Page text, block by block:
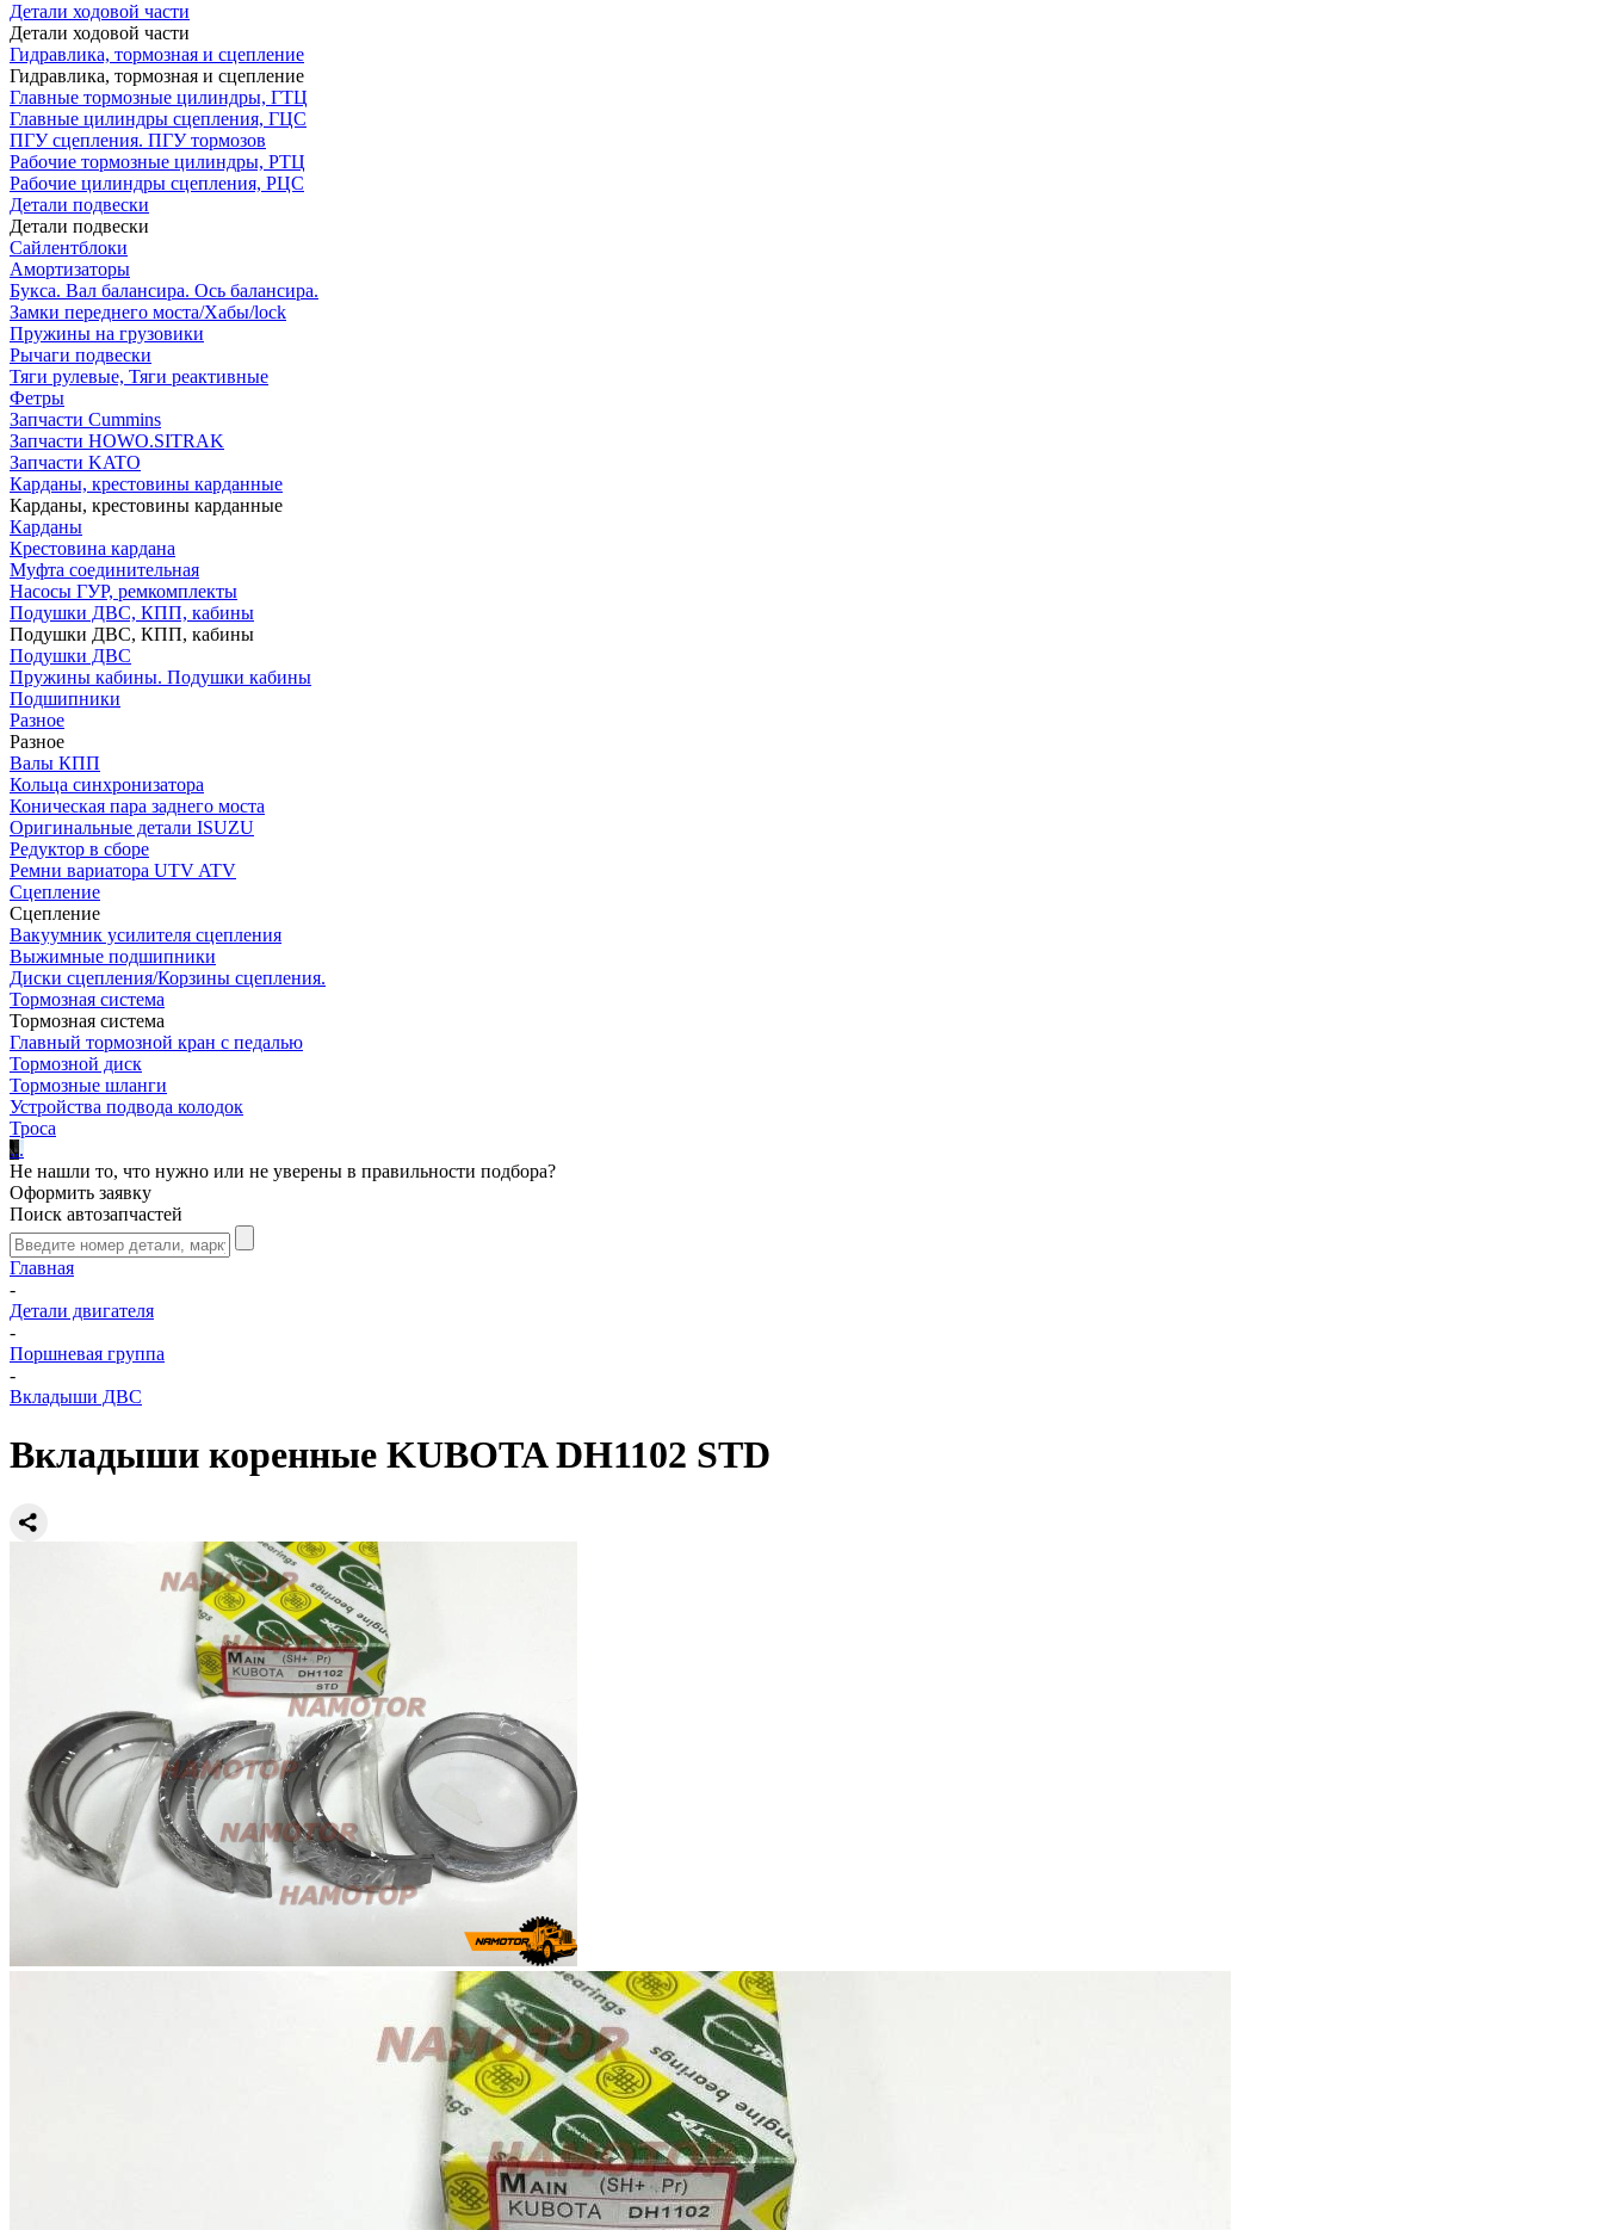
Детали ходовой части
Детали ходовой части
Гидравлика, тормозная и сцепление
Гидравлика, тормозная и сцепление
Главные тормозные цилиндры, ГТЦ
Главные цилиндры сцепления, ГЦС
ПГУ сцепления. ПГУ тормозов
Рабочие тормозные цилиндры, РТЦ
Рабочие цилиндры сцепления, РЦС
Детали подвески
Детали подвески
Cайлентблоки
Амортизаторы
Букса. Вал балансира. Ось балансира.
Замки переднего моста/Хабы/lock
Пружины на грузовики
Рычаги подвески
Тяги рулевые, Тяги реактивные
Фетры
Запчасти Cummins
Запчасти HOWO.SITRAK
Запчасти KATO
Карданы, крестовины карданные
Карданы, крестовины карданные
Карданы
Крестовина кардана
Муфта соединительная
Насосы ГУР, ремкомплекты
Подушки ДВС, КПП, кабины
Подушки ДВС, КПП, кабины
Подушки ДВС
Пружины кабины. Подушки кабины
Подшипники
Разное
Разное
Валы КПП
Кольца синхронизатора
Коническая пара заднего моста
Оригинальные детали ISUZU
Редуктор в сборе
Ремни вариатора UTV ATV
Сцепление
Сцепление
Вакуумник усилителя сцепления
Выжимные подшипники
Диски сцепления/Корзины сцепления.
Тормозная система
Тормозная система
Главный тормозной кран с педалью
Тормозной диск
Тормозные шланги
Устройства подвода колодок
Троса
...
Не нашли то, что нужно или не уверены в правильности подбора?
Оформить заявку
Поиск автозапчастей
Главная
-
Детали двигателя
-
Поршневая группа
-
Вкладыши ДВС
Вкладыши коренные KUBOTA DH1102 STD